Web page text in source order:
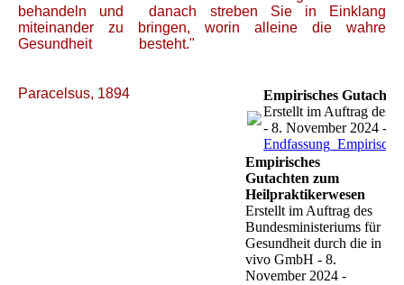
behandeln und danach streben Sie in Einklang
miteinander zu bringen, worin alleine die wahre
Gesundheit besteht."
Empirisches
Erstellt im Auftrag des
- 8. November 2024 -
Empirisches
Gutachten zum
Heilpraktikerwesen
Erstellt im Auftrag des
Bundesministeriums für
Gesundheit durch die in
vivo GmbH - 8.
November 2024 -
Paracelsus, 1894